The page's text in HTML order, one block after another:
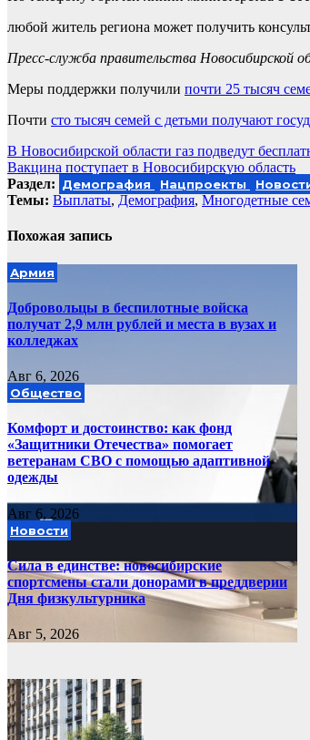
любой житель региона может получить
Пресс-служба правительства Новосибирской
Меры поддержки получили почти 25 тысяч
Почти сто тысяч семей с детьми получают
Навигация
по
записям
В Новосибирской области газ подведут
Вакцина поступает в Новосибирскую область
Раздел: Демография Нацпроекты
Темы: Выплаты, Демография, Многодетные
Похожая запись
Армия
Добровольцы в беспилотные войска
получат 2,9 млн рублей и места в вузах и
колледжах
Авг 6, 2026
Общество
Комфорт и достоинство: как фонд
«Защитники Отечества» помогает
ветеранам СВО с помощью адаптивной
одежды
Авг 6, 2026
Новости
Сила в единстве: новосибирские
спортсмены стали донорами в преддверии
Дня физкультурника
Авг 5, 2026